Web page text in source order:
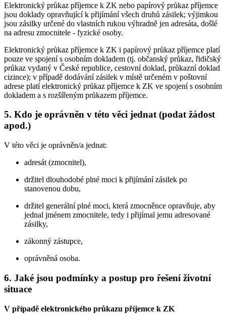
Elektronický průkaz příjemce k ZK nebo papírový průkaz příjemce
jsou doklady opravňující k přijímání všech druhů zásilek; výjimkou
jsou zásilky určené do vlastních rukou výhradně jen adresáta, došlé
na adresu zmocnitele - fyzické osoby.
Elektronický průkaz příjemce k ZK i papírový průkaz příjemce platí
pouze ve spojení s osobním dokladem (tj. občanský průkaz, řidičský
průkaz vydaný v České republice, cestovní doklad, průkazní doklad
cizince); v případě dodávání zásilek v místě určeném v poštovní
adrese platí elektronický průkaz příjemce k ZK ve spojení s osobním
dokladem a s rozšířeným průkazem příjemce.
5. Kdo je oprávněn v této věci jednat (podat žádost
apod.)
V této věci je oprávněn/a jednat:
adresát (zmocnitel),
držitel dlouhodobé plné moci k přijímání zásilek po
stanovenou dobu,
držitel generální plné moci, která zmocněnce opravňuje, aby
jednal jménem zmocnitele, tedy i přijímal jemu adresované
zásilky,
zákonný zástupce,
oprávněná osoba.
6. Jaké jsou podmínky a postup pro řešení životní
situace
V případě elektronického průkazu příjemce k ZK